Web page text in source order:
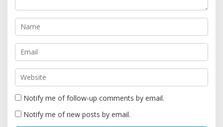
Notify me of follow-up comments by email.
Notify me of new posts by email.